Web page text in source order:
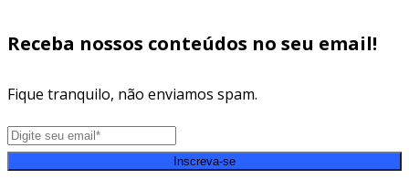
Receba nossos conteúdos no seu email!
Fique tranquilo, não enviamos spam.
Inscreva-se